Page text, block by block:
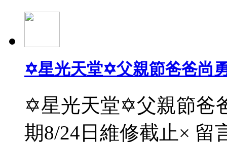
✡星光天堂✡父親節爸爸尚
✡星光天堂✡父親節爸
期8/24日維修截止× 留